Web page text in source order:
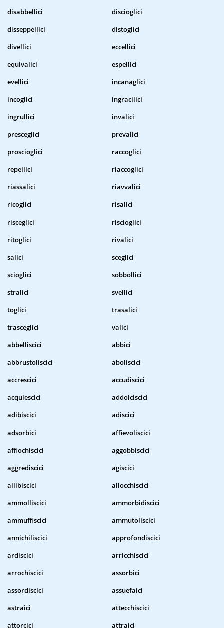
disabbellici
discioglici
disseppellici
distoglici
divellici
eccellici
equivalici
espellici
evellici
incanaglici
incoglici
ingracilici
ingrullici
invalici
presceglici
prevalici
proscioglici
raccoglici
repellici
riaccoglici
riassalici
riavvalici
ricoglici
risalici
risceglici
riscioglici
ritoglici
rivalici
salici
sceglici
scioglici
sobbollici
stralici
svellici
toglici
trasalici
trasceglici
valici
abbelliscici
abbici
abbrustoliscici
aboliscici
accrescici
accudiscici
acquiescici
addolciscici
adibiscici
adiscici
adsorbici
affievoliscici
affiochiscici
aggobbiscici
aggrediscici
agiscici
allibiscici
allocchiscici
ammolliscici
ammorbidiscici
ammuffiscici
ammutoliscici
annichiliscici
approfondiscici
ardiscici
arricchiscici
arrochiscici
assorbici
assordiscici
assuefaici
astraici
attecchiscici
attorcici
attraici